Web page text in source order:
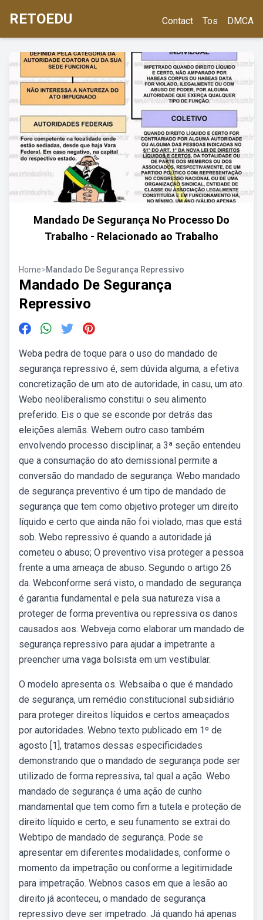
RETOEDU Contact Tos DMCA
Mandado De Segurança No Processo Do
Trabalho - Relacionado ao Trabalho
Home>Mandado De Segurança Repressivo
Mandado De Segurança
Repressivo
Weba pedra de toque para o uso do mandado de
segurança repressivo é, sem dúvida alguma, a efetiva
concretização de um ato de autoridade, in casu, um ato.
Webo neoliberalismo constitui o seu alimento
preferido. Eis o que se esconde por detrás das
eleições alemãs. Webem outro caso também
envolvendo processo disciplinar, a 3ª seção entendeu
que a consumação do ato demissional permite a
conversão do mandado de segurança. Webo mandado
de segurança preventivo é um tipo de mandado de
segurança que tem como objetivo proteger um direito
líquido e certo que ainda não foi violado, mas que está
sob. Webo repressivo é quando a autoridade já
cometeu o abuso; O preventivo visa proteger a pessoa
frente a uma ameaça de abuso. Segundo o artigo 26
da. Webconforme será visto, o mandado de segurança
é garantia fundamental e pela sua natureza visa a
proteger de forma preventiva ou repressiva os danos
causados aos. Webveja como elaborar um mandado de
segurança repressivo para ajudar a impetrante a
preencher uma vaga bolsista em um vestibular.
O modelo apresenta os. Websaiba o que é mandado
de segurança, um remédio constitucional subsidiário
para proteger direitos líquidos e certos ameaçados
por autoridades. Webno texto publicado em 1º de
agosto [1], tratamos dessas especificidades
demonstrando que o mandado de segurança pode ser
utilizado de forma repressiva, tal qual a ação. Webo
mandado de segurança é uma ação de cunho
mandamental que tem como fim a tutela e proteção de
direito líquido e certo, e seu funamento se extrai do.
Webtipo de mandado de segurança. Pode se
apresentar em diferentes modalidades, conforme o
momento da impetração ou conforme a legitimidade
para impetração. Webnos casos em que a lesão ao
direito já aconteceu, o mandado de segurança
repressivo deve ser impetrado. Já quando há apenas